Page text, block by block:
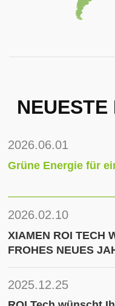
NEUESTE
2026.06.01
Grüne Energie für
2026.02.10
XIAMEN ROI TECH
FROHES NEUES
2025.12.25